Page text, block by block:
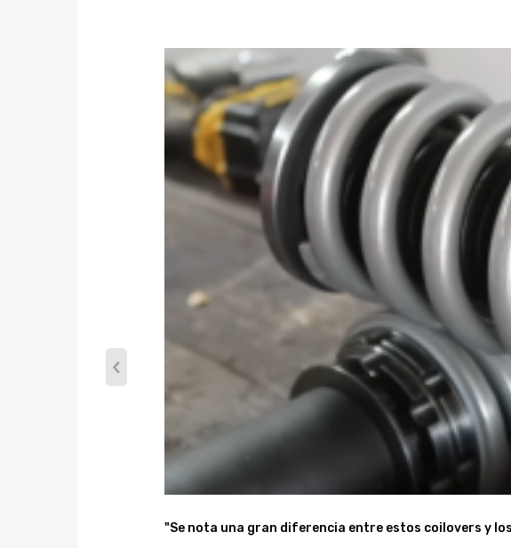
1.Los soportes superiores de la placa de inclinación ayudan a eliminar
2.Montaje superior de bola de almohada: este diseño ayuda a
3.Los soportes superiores de goma delanteros y traseros ayudan a
goma ayudan a absorber los impactos duros.
4.Altura ajustable: Delantero: 505-665 mm; Trasero: 500-585 mm, le
5.24 niveles de ajuste de rebote de amortiguación le permiten
6.Ajuste de altura separado sin sacrificar la carrera del amortiguador
guardapolvo incluido para proteger el sello del amortiguador
7.Estructura de tubo doble: para baja resiliencia y asegura una carrera
8.Resorte de rendimiento de alta resistencia: menos de 600.000
superficie es para mejorar la durabilidad y el rendimiento.
10. La mayoría de las piezas de nuestros sistemas Coilover, incluidos
resulta en componentes livianos, duraderos y resistentes a la oxidación.
12.Los cuerpos de choque de acero están galvanizados con zinc para
13.completamente reconstruible
14.Ajuste de altura de manejo de longitud total
* No hay instrucciones incluidas; Instalación profesional y alineación
* Consulte en nuestra tienda otras piezas de automóviles que le
"Se nota una gran diferencia entre estos coilovers y